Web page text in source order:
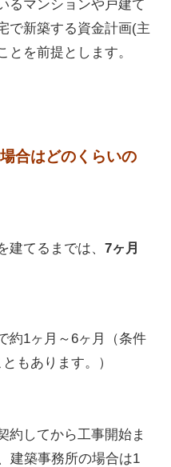
るマンションや戸建て
で新築する資金計画(主
とを前提とします。
合はどのくらいの
建てるまでは、 7ヶ月
約1ヶ月～6ヶ月（条件
もあります。）
約してから工事開始ま
建築事務所の場合は1